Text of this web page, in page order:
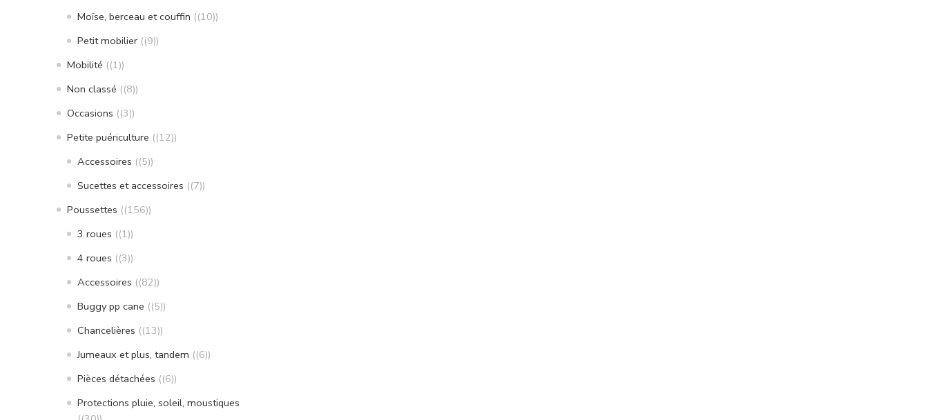
Moïse, berceau et couffin (10)
Petit mobilier (9)
Mobilité (1)
Non classé (8)
Occasions (3)
Petite puériculture (12)
Accessoires (5)
Sucettes et accessoires (7)
Poussettes (156)
3 roues (1)
4 roues (3)
Accessoires (82)
Buggy pp cane (5)
Chancelières (13)
Jumeaux et plus, tandem (6)
Pièces détachées (6)
Protections pluie, soleil, moustiques